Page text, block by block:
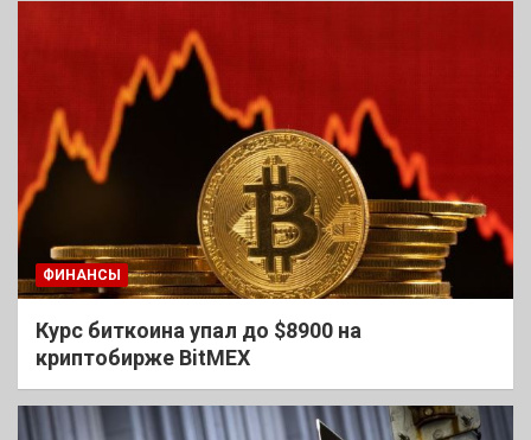
ФИНАНСЫ
Курс биткоина упал до $8900 на
криптобирже BitMEX